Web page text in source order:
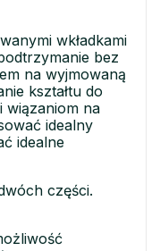
wkładkami
bez
na wyjmowaną
kształtu do
wiązaniom na
idealny
idealne
części.